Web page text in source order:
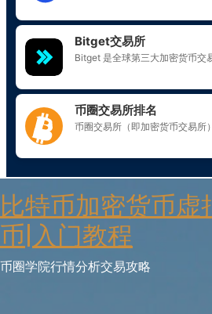
to
content
比特币加密货币虚
币|入门教程
币圈学院行情分析交易攻略